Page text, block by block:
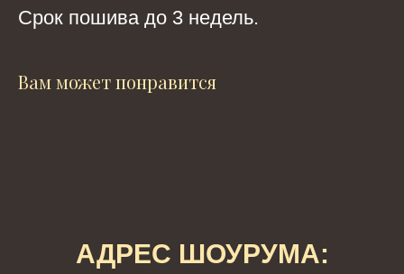
Срок пошива до 3 недель.
Вам может понравится
АДРЕС ШОУРУМА: